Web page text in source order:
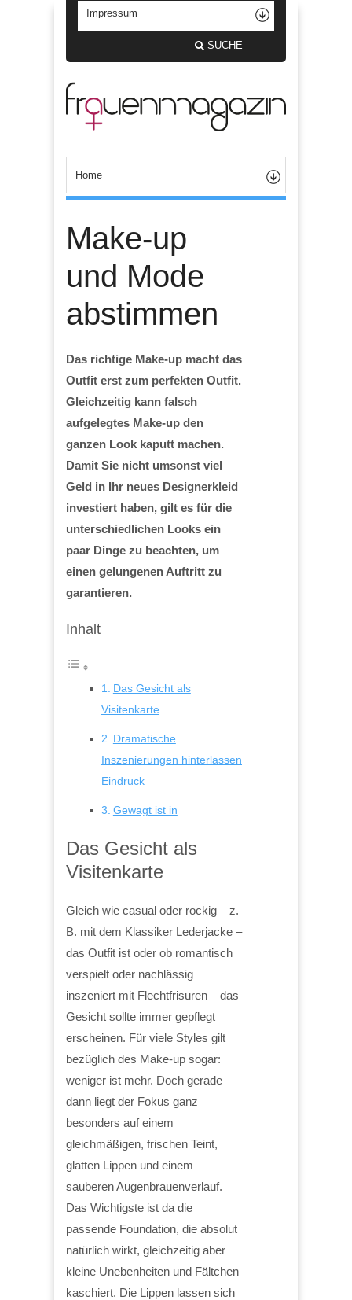
SUCHE
Make-up
und Mode
abstimmen
Das richtige Make-up macht das
Outfit erst zum perfekten Outfit.
Gleichzeitig kann falsch
aufgelegtes Make-up den
ganzen Look kaputt machen.
Damit Sie nicht umsonst viel
Geld in Ihr neues Designerkleid
investiert haben, gilt es für die
unterschiedlichen Looks ein
paar Dinge zu beachten, um
einen gelungenen Auftritt zu
garantieren.
Inhalt
Das Gesicht als
Visitenkarte
Dramatische
Inszenierungen hinterlassen
Eindruck
Gewagt ist in
Das Gesicht als
Visitenkarte
Gleich wie casual oder rockig – z.
B. mit dem Klassiker Lederjacke –
das Outfit ist oder ob romantisch
verspielt oder nachlässig
inszeniert mit Flechtfrisuren – das
Gesicht sollte immer gepflegt
erscheinen. Für viele Styles gilt
bezüglich des Make-up sogar:
weniger ist mehr. Doch gerade
dann liegt der Fokus ganz
besonders auf einem
gleichmäßigen, frischen Teint,
glatten Lippen und einem
sauberen Augenbrauenverlauf.
Das Wichtigste ist da die
passende Foundation, die absolut
natürlich wirkt, gleichzeitig aber
kleine Unebenheiten und Fältchen
kaschiert. Die Lippen lassen sich